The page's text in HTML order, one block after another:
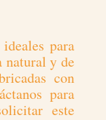
para
natural y de
con
para
este